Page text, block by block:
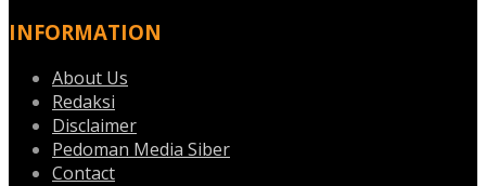
INFORMATION
About Us
Redaksi
Disclaimer
Pedoman Media Siber
Contact